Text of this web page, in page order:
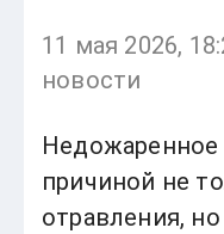
11 мая 2026,
новости
причиной не
отравления,